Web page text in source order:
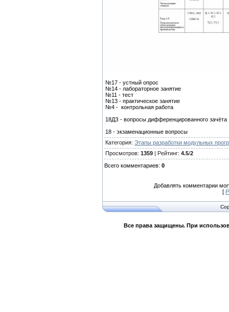
№17 - устный опрос
№14 - лабораторное занятие
№11 - тест
№13 - практическое занятие
№4 - контрольная работа
18ДЗ - вопросы дифференцированного зачёта
18 - экзаменационные вопросы
Категория: Этапы разработки модульных
Просмотров: 1359 | Рейтинг: 4.5/2
Всего комментариев: 0
Добавлять комментарии
[
Все права защищены. При